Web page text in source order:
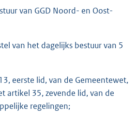
van GGD Noord- en Oost-
van het dagelijks bestuur van 5
eerste lid, van de Gemeentewet,
artikel 35, zevende lid, van de
regelingen;